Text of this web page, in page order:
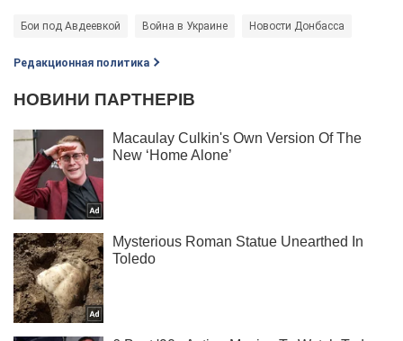
Бои под Авдеевкой Война в Украине Новости Донбасса
Редакционная политика